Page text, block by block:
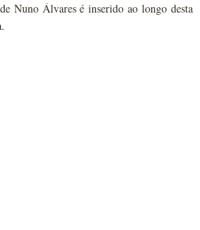
Nuno Álvares é inserido ao longo desta